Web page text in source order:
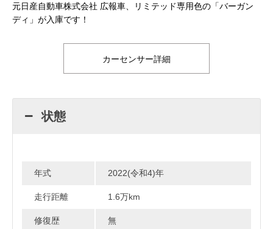
元日産自動車株式会社 広報車、リミテッド専用色の「バーガン
ディ」が入庫です！
カーセンサー詳細
状態
年式 2022(令和4)年
走行距離 1.6万km
修復歴 無